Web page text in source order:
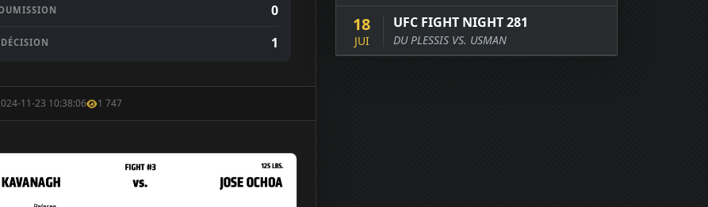
0
DÉCISION 1
11-23 10:38:06 1 747
18
JUI
UFC FIGHT NIGHT 281
DU PLESSIS VS. USMAN